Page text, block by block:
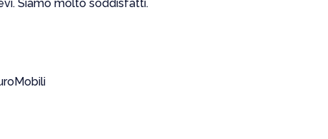
Siamo molto soddisfatti.